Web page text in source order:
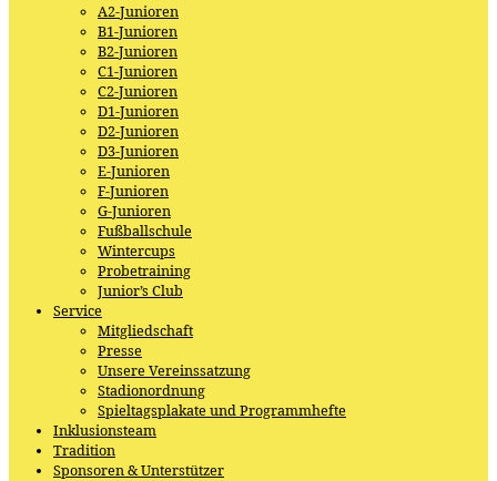
A2-Junioren
B1-Junioren
B2-Junioren
C1-Junioren
C2-Junioren
D1-Junioren
D2-Junioren
D3-Junioren
E-Junioren
F-Junioren
G-Junioren
Fußballschule
Wintercups
Probetraining
Junior’s Club
Service
Mitgliedschaft
Presse
Unsere Vereinssatzung
Stadionordnung
Spieltagsplakate und Programmhefte
Inklusionsteam
Tradition
Sponsoren & Unterstützer